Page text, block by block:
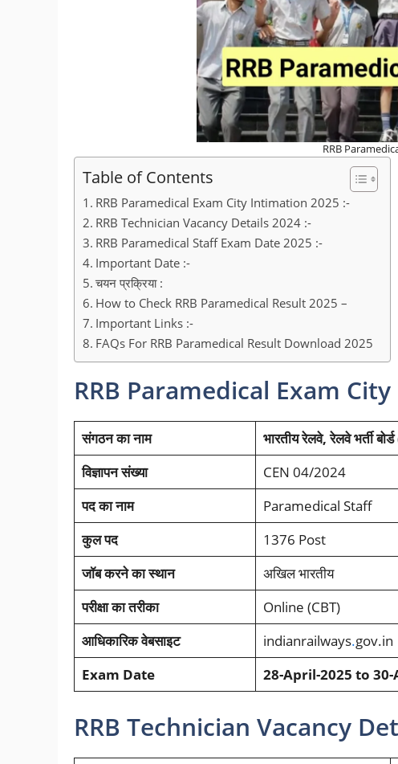
RRB
Table of Contents
RRB Paramedical Exam City Intimation 2025 :-
RRB Technician Vacancy Details 2024 :-
RRB Paramedical Staff Exam Date 2025 :-
Important Date :-
चयन प्रक्रिया :
How to Check RRB Paramedical Result 2025 –
Important Links :-
FAQs For RRB Paramedical Result Download 2025
RRB Paramedical Exam
संगठन का नाम
भारतीय रेलवे, रेलवे भर्ती
विज्ञापन संख्या
CEN 04/2024
पद का नाम
Paramedical Staff
कुल पद
1376 Post
जॉब करने का स्थान
अखिल भारतीय
परीक्षा का तरीका
Online (CBT)
आधिकारिक वेबसाइट
indianrailways.gov.in
Exam Date
28-April-2025 to 30-
RRB Technician Vacancy